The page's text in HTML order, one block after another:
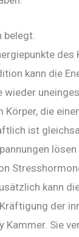
belegt.
des
kann die
wieder
die
ist
kann
der
Kammer. Sie